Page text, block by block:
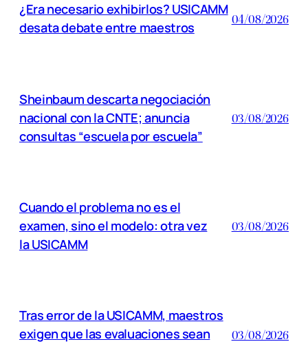
¿Era necesario exhibirlos? USICAMM
desata debate entre maestros
04/08/2026
Sheinbaum descarta negociación
nacional con la CNTE; anuncia
consultas “escuela por escuela”
03/08/2026
Cuando el problema no es el
examen, sino el modelo: otra vez
la USICAMM
03/08/2026
Tras error de la USICAMM, maestros
exigen que las evaluaciones sean
03/08/2026